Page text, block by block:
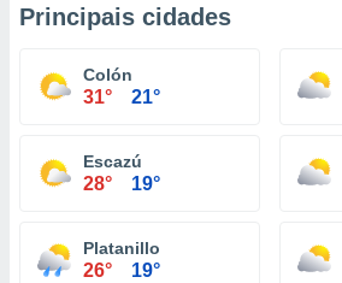
Principais cidades
Colón
31° 21°
Escazú
28° 19°
Platanillo
26° 19°